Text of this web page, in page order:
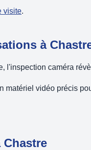
visite.
à
l'inspection caméra
matériel vidéo précis
Chastre